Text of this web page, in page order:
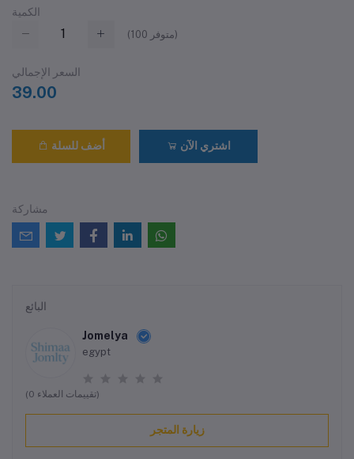
الكمية
(100 متوفر)
السعر الإجمالي
39.00
أضف للسلة اشتري الآن
مشاركة
البائع
Jomelya
egypt
(0 تقييمات العملاء)
زيارة المتجر